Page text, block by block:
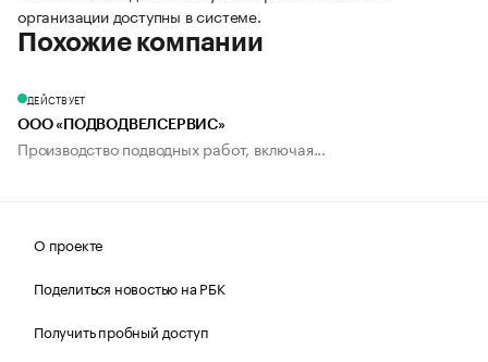
организации доступны в системе.
Похожие компании
ДЕЙСТВУЕТ
ООО «ПОДВОДВЕЛСЕРВИС»
Производство подводных работ, включая...
О проекте
Поделиться новостью на РБК
Получить пробный доступ